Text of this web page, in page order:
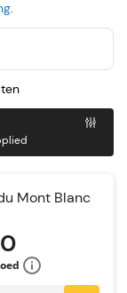
.
Mont Blanc